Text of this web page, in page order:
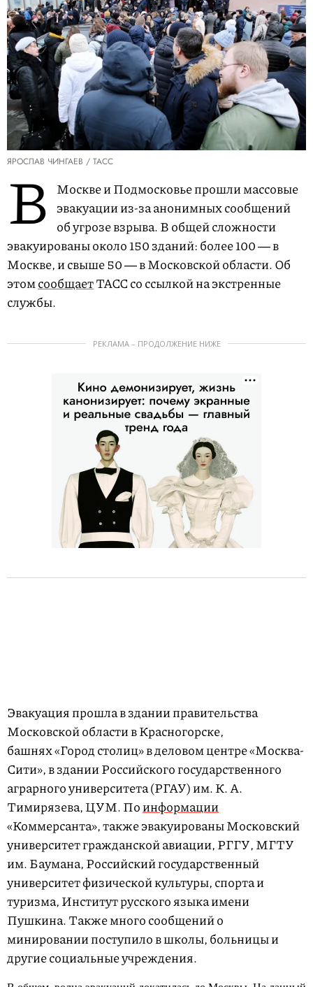
ЯРОСЛАВ ЧИНГАЕВ / ТАСС
В
Москве и Подмосковье прошли массовые
эвакуации из-за анонимных сообщений
об угрозе взрыва. В общей сложности
эвакуированы около 150 зданий: более 100 ― в
Москве, и свыше 50 ― в Московской области. Об
этомсообщаетТАСС со ссылкой на экстренные
службы.
РЕКЛАМА – ПРОДОЛЖЕНИЕ НИЖЕ
Эвакуация прошла в здании правительства
Московской области в Красногорске,
башнях «Город столиц» в деловом центре «Москва-
Сити», в здании Российского государственного
аграрного университета (РГАУ) им. К. А.
Тимирязева, ЦУМ. Поинформации
«Коммерсанта», также эвакуированы Московский
университет гражданской авиации, РГГУ, МГТУ
им. Баумана, Российский государственный
университет физической культуры, спорта и
туризма, Институт русского языка имени
Пушкина. Также много сообщений о
минировании поступило в школы, больницы и
другие социальные учреждения.